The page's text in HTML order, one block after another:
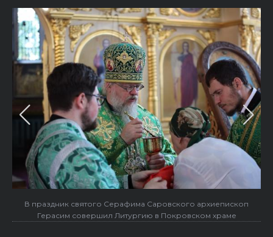
В праздник святого Серафима Саровского архиепископ
Герасим совершил Литургию в Покровском храме